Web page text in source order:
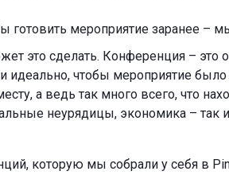
готовить мероприятие заранее –
это сделать. Конференция –
идеально, чтобы мероприятие
а ведь так много всего, что
неурядицы, экономика – так
которую мы собрали у себя в